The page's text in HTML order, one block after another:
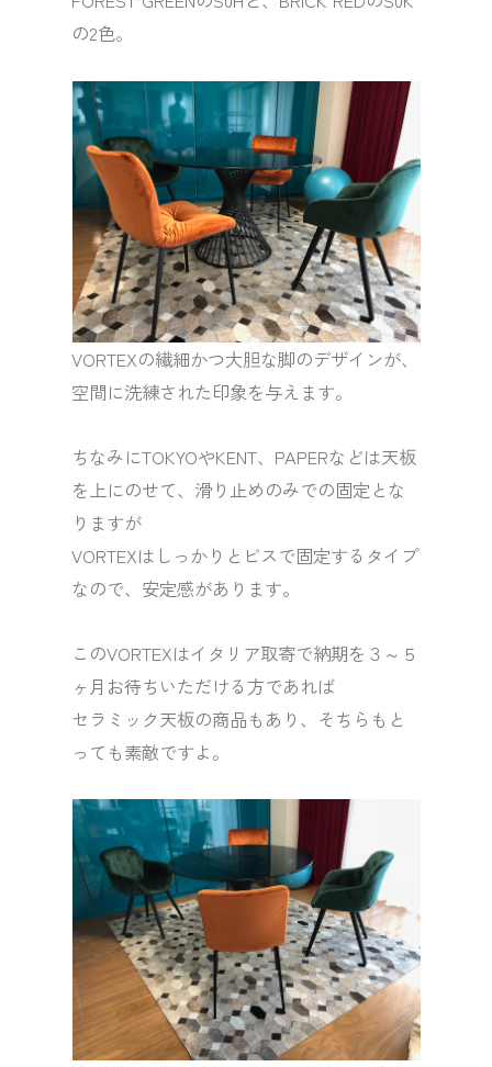
の2色。
VORTEXの繊細かつ大胆な脚のデザインが、
空間に洗練された印象を与えます。
ちなみにTOKYOやKENT、PAPERなどは天板
を上にのせて、滑り止めのみでの固定とな
りますが
VORTEXはしっかりとビスで固定するタイプ
なので、安定感があります。
このVORTEXはイタリア取寄で納期を３～５
ヶ月お待ちいただける方であれば
セラミック天板の商品もあり、そちらもと
っても素敵ですよ。